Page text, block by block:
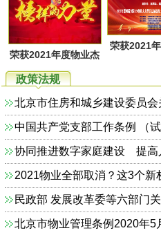
荣获2021年度物业杰
出职业经理人系列活
动评选名单
荣获2021
列评选
政策法规
中国共产党支部工作条例 （试
2021物业全部取消？这3个新
北京市物业管理条例2020年5